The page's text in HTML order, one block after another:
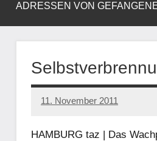
ADRESSEN VON
11. November 2011
admin
HAMBURG taz | Das